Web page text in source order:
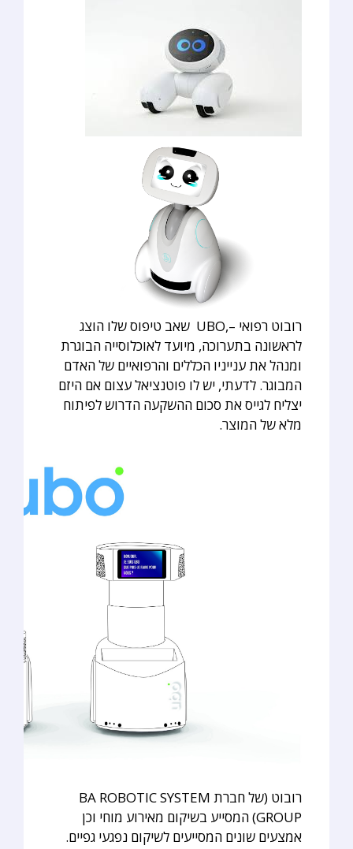
רובוט רפואי –,UBO שאב טיפוס שלו הוצג
לראשונה בתערוכה, מיועד לאוכלוסייה הבוגרת
ומנהל את ענייניו הכללים והרפואיים של האדם
המבוגר. לדעתי, יש לו פוטנציאל עצום אם היזם
יצליח לגייס את סכום ההשקעה הדרוש לפיתוח
מלא של המוצר.
רובוט (של חברת BA ROBOTIC SYSTEM
GROUP) המסייע בשיקום מאירוע מוחי וכן
אמצעים שונים המסייעים לשיקום נפגעי גפיים.